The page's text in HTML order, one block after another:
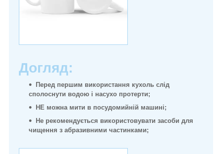
Догляд:
Перед першим використання кухоль слід
сполоснути водою і насухо протерти;
НЕ можна мити в посудомийній машині;
Не рекомендується використовувати засоби для
чищення з абразивними частинками;